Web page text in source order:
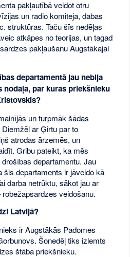
pakļautībā veidot otru
un radio komiteja, dabas
struktūras. Taču šīs nedēļas
atkāpes no teorijas, un tagad
pakļaušanu Augstākajai
departamentā jau nebija
nodaļa, par kuras priekšnieku
un turpmāk šādas
ar Ģirtu par to
atrodas ārzemēs, un
Gribu pateikt, ka mēs
departamentu. Jau
departaments ir jāveido kā
darba netrūktu, sākot jau ar
veidošanu.
Latvijā?
ir Augstākās Padomes
Šonedēļ tiks izlemts
štāba priekšnieku.